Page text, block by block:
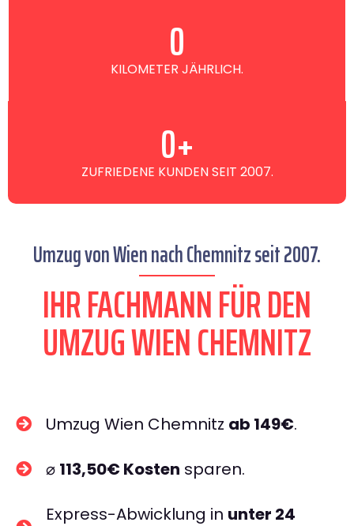
KILOMETER JÄHRLICH.
0
ZUFRIEDENE KUNDEN SEIT 2007.
0+
Umzug von Wien nach Chemnitz seit 2007.
IHR FACHMANN FÜR DEN
UMZUG WIEN CHEMNITZ
Umzug Wien Chemnitz ab 149€.
⌀ 113,50€ Kosten sparen.
Express-Abwicklung in unter 24